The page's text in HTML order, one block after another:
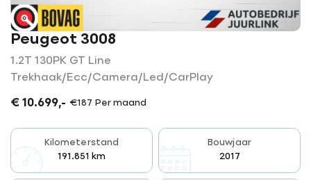
Ma-vr
07:30 - 17:30
Za
Gesloten
09:00 - 16.00
Buiten openingstijden op
Peugeot 3008
1.2T 130PK GT Line
Trekhaak/Ecc/Camera/Led/CarPlay
€ 10.699,- €187 Per maand
Kilometerstand
191.851 km
Bouwjaar
2017